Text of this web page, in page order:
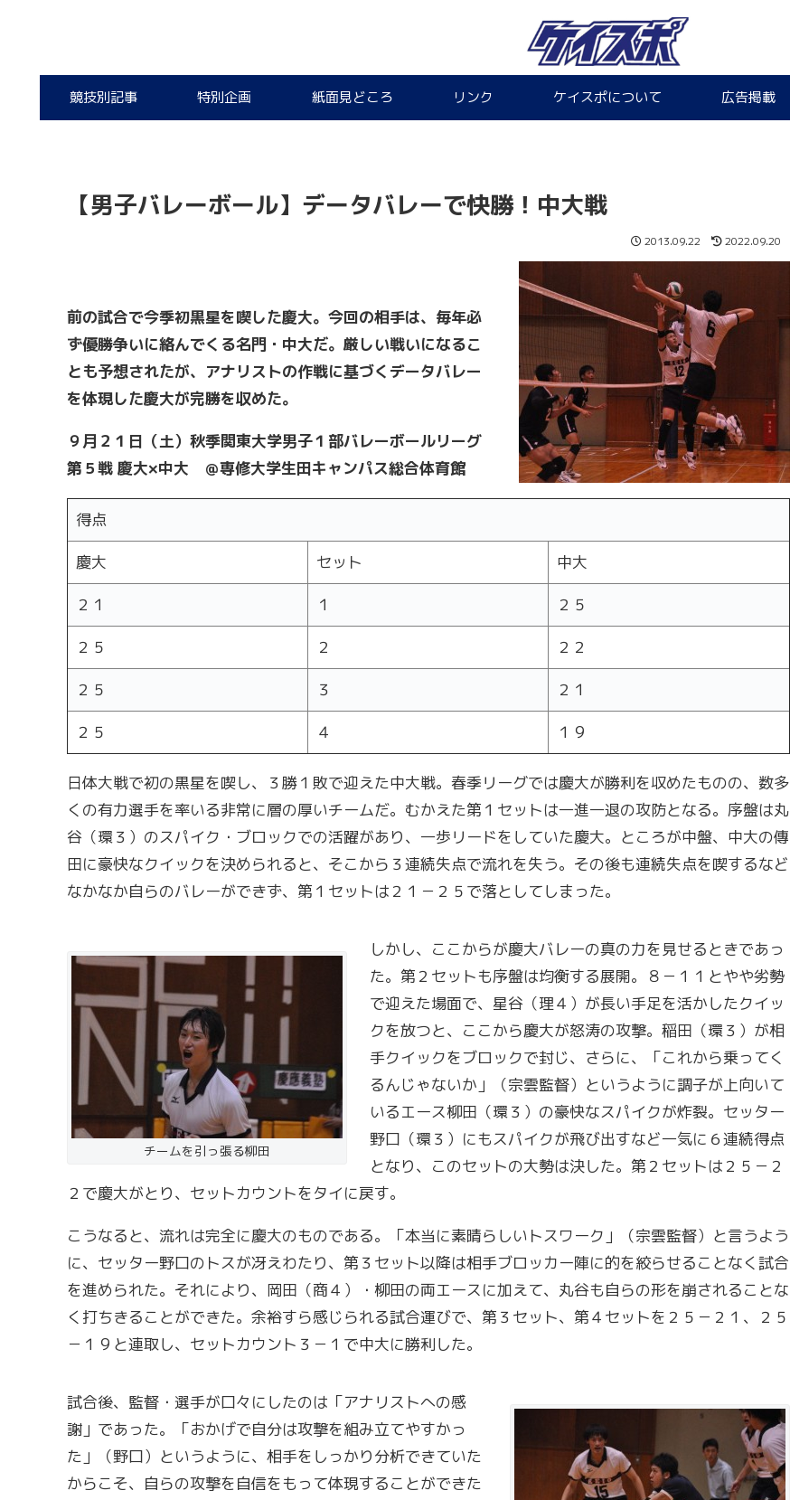
競技別記事 特別企画 紙面見どころ リンク ケイスポについて 広告掲載
【男子バレーボール】データバレーで快勝！中大戦
2013.09.22 2022.09.20
前の試合で今季初黒星を喫した慶大。今回の相手は、毎年必
ず優勝争いに絡んでくる名門・中大だ。厳しい戦いになるこ
とも予想されたが、アナリストの作戦に基づくデータバレー
を体現した慶大が完勝を収めた。
９月２１日（土） 秋季関東大学男子１部バレーボールリーグ
第５戦 慶大×中大 ＠専修大学生田キャンパス総合体育館
得点
慶大 セット 中大
２１ １ ２５
２５ ２ ２２
２５ ３ ２１
２５ ４ １９
日体大戦で初の黒星を喫し、３勝１敗で迎えた中大戦。春季リーグでは慶大が勝利を収めたものの、数多
くの有力選手を率いる非常に層の厚いチームだ。むかえた第１セットは一進一退の攻防となる。序盤は丸
谷（環３）のスパイク・ブロックでの活躍があり、一歩リードをしていた慶大。ところが中盤、中大の傳
田に豪快なクイックを決められると、そこから３連続失点で流れを失う。その後も連続失点を喫するなど
なかなか自らのバレーができず、第１セットは２１－２５で落としてしまった。
チームを引っ張る柳田
しかし、ここからが慶大バレーの真の力を見せるときであっ
た。第２セットも序盤は均衡する展開。８－１１とやや劣勢
で迎えた場面で、星谷（理４）が長い手足を活かしたクイッ
クを放つと、ここから慶大が怒涛の攻撃。稲田（環３）が相
手クイックをブロックで封じ、さらに、「これから乗ってく
るんじゃないか」（宗雲監督）というように調子が上向いて
いるエース柳田（環３）の豪快なスパイクが炸裂。セッター
野口（環３）にもスパイクが飛び出すなど一気に６連続得点
となり、このセットの大勢は決した。第２セットは２５－２
２で慶大がとり、セットカウントをタイに戻す。
こうなると、流れは完全に慶大のものである。「本当に素晴らしいトスワーク」（宗雲監督）と言うよう
に、セッター野口のトスが冴えわたり、第３セット以降は相手ブロッカー陣に的を絞らせることなく試合
を進められた。それにより、岡田（商４）・柳田の両エースに加えて、丸谷も自らの形を崩されることな
く打ちきることができた。余裕すら感じられる試合運びで、第３セット、第４セットを２５－２１、２５
－１９と連取し、セットカウント３－１で中大に勝利した。
試合後、監督・選手が口々にしたのは「アナリストへの感
謝」であった。「おかげで自分は攻撃を組み立てやすかっ
た」（野口）というように、相手をしっかり分析できていた
からこそ、自らの攻撃を自信をもって体現することができた